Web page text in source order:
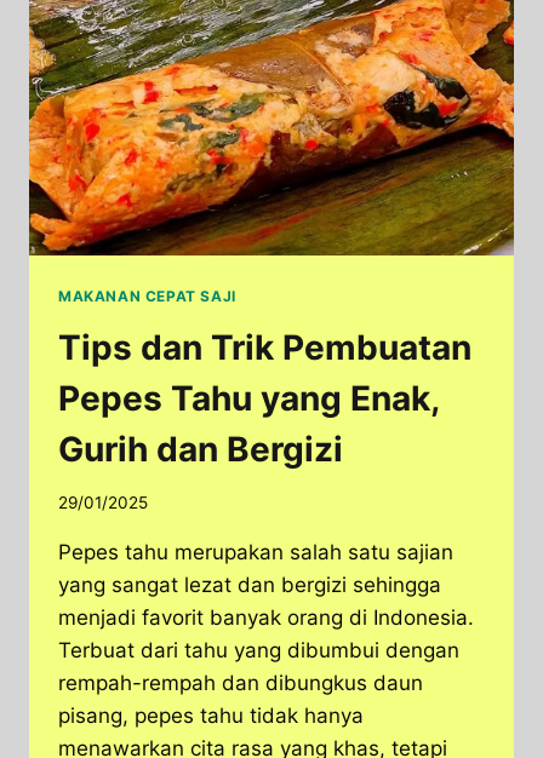
BALADO,
MAKANAN
DI
INDONESIA
MAKANAN CEPAT SAJI
Tips dan Trik Pembuatan
Pepes Tahu yang Enak,
Gurih dan Bergizi
29/01/2025
Pepes tahu merupakan salah satu sajian
yang sangat lezat dan bergizi sehingga
menjadi favorit banyak orang di Indonesia.
Terbuat dari tahu yang dibumbui dengan
rempah-rempah dan dibungkus daun
pisang, pepes tahu tidak hanya
menawarkan cita rasa yang khas, tetapi